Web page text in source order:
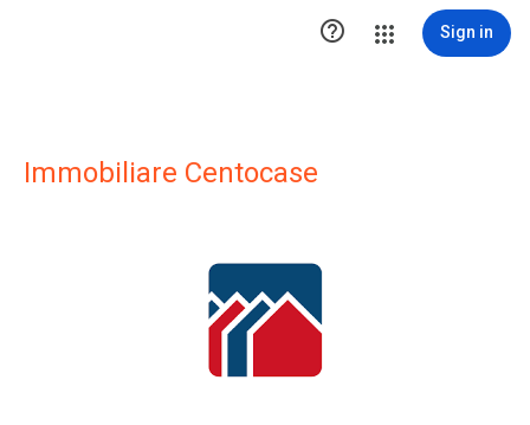
 Sign in
Immobiliare Centocase